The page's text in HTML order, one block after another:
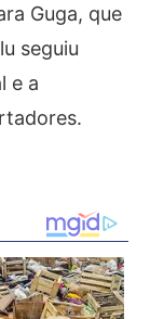
Guga, que
seguiu
e a